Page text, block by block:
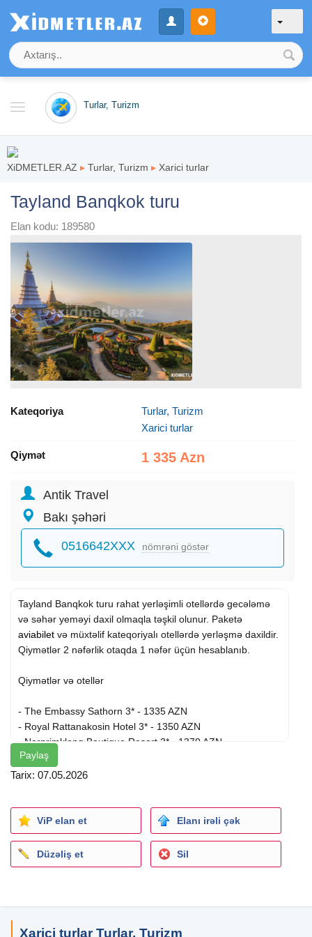
Turlar, Turizm
XiDMETLER.AZ ▸ Turlar, Turizm ▸ Xarici turlar
Tayland Banqkok turu
Elan kodu: 189580
Kateqoriya
Turlar, Turizm
Xarici turlar
Qiymət 1 335 Azn
Antik Travel
Bakı şəhəri
0516642XXX nömrəni göstər
Tayland Banqkok turu rahat yerləşimli otellərdə gecələmə
və səhər yeməyi daxil olmaqla təşkil olunur. Paketə
aviabilet və müxtəlif kateqoriyalı otellərdə yerləşmə daxildir.
Qiymətlər 2 nəfərlik otaqda 1 nəfər üçün hesablanıb.
Qiymətlər və otellər
- The Embassy Sathorn 3* - 1335 AZN
- Royal Rattanakosin Hotel 3* - 1350 AZN
- Nornrimklong Boutique Resort 3* - 1370 AZN
- Grand Tower Inn Sathorn Bangkok 3* - 1390 AZN
- The Pattern Boutique Hotel 3* - 1400 AZN
- Furama Silom Hotel 4* - 1470 AZN
- YANH Ratchawat Hotel 4* - 1490 AZN
- Bizotel Premier Hotel & Residence 4* - 1515 AZN
- Oteldə gecələmə
Paylaş
Tarix: 07.05.2026
ViP elan et Elanı irəli çək
Düzəliş et Sil
Xarici turlar Turlar, Turizm